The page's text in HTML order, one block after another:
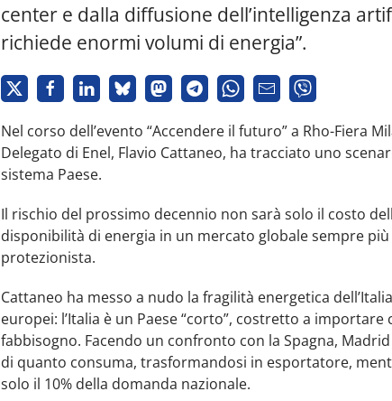
center e dalla diffusione dell’intelligenza
richiede enormi volumi di energia”.
Nel corso dell’evento “Accendere il futuro” a Rho-Fiera
Delegato di Enel, Flavio Cattaneo, ha tracciato uno
sistema Paese.
Il rischio del prossimo decennio non sarà solo il costo
disponibilità di energia in un mercato globale sempre
protezionista.
Cattaneo ha messo a nudo la fragilità energetica
europei: l’Italia è un Paese “corto”, costretto a
fabbisogno. Facendo un confronto con la Spagna,
di quanto consuma, trasformandosi in esportatore,
solo il 10% della domanda nazionale.